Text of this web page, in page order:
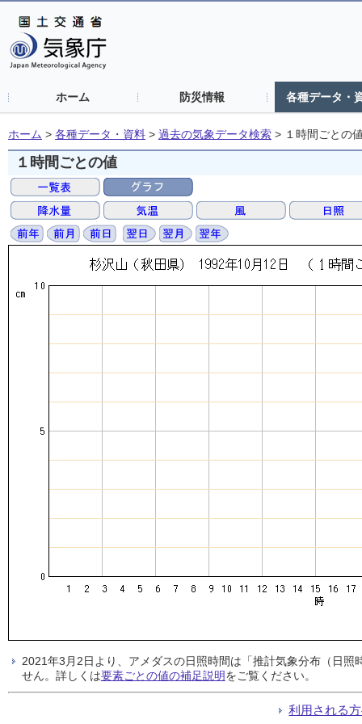
ホーム 防災情報 各種データ・
ホーム > 各種データ・資料 > 過去の気象データ検索 > １時間ごとの
１時間ごとの値
2021年3月2日より、アメダスの日照時間は「推計気象分布（日
せん。詳しくは要素ごとの値の補足説明をご覧ください。
利用される